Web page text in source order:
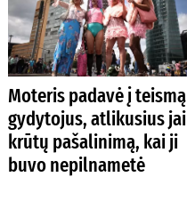
Moteris padavė į teismą
gydytojus, atlikusius jai
krūtų pašalinimą, kai ji
buvo nepilnametė